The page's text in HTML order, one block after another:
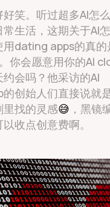
笑。听过超多AI怎
生活，这期关于AI
用dating apps的真的
你会愿意用你的AI
会吗？他采访的AI
创始人们直接说就
找的灵感😅 ，黑镜
收点创意费啊。